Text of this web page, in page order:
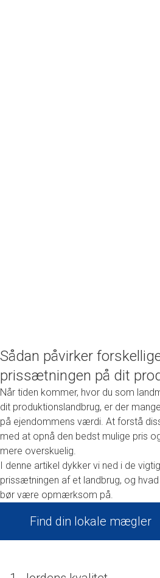
Sådan påvirker
prissætningen på dit
Når tiden kommer, hvor du som
dit produktionslandbrug, er der
på ejendommens værdi. At forstå
med at opnå den bedst mulige pris
mere overskuelig.
I denne artikel dykker vi ned i de
prissætningen af et landbrug, og
bør være opmærksom på.
Find din lokale mægler